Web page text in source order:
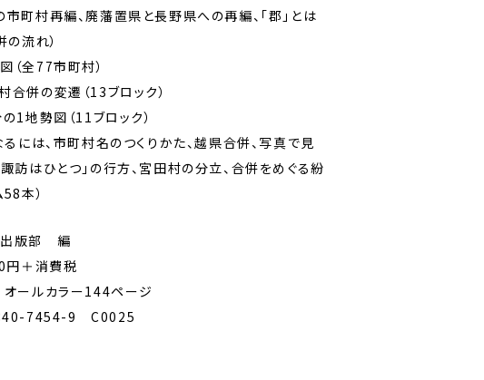
町村再編、廃藩置県と長野県への再編、「郡」とは
の流れ）
（全77市町村）
併の変遷（13ブロック）
1地勢図（11ブロック）
るには、市町村名のつくりかた、越県合併、写真で見
訪はひとつ」の行方、宮田村の分立、合併をめぐる紛
本）
出版部 編
＋消費税
ルカラー144ページ
7454-9 C0025